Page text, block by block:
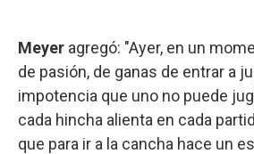
Meyer agregó: "Ayer, en un
de pasión, de ganas de entrar a
impotencia que uno no puede
cada hincha alienta en cada
que para ir a la cancha hace un